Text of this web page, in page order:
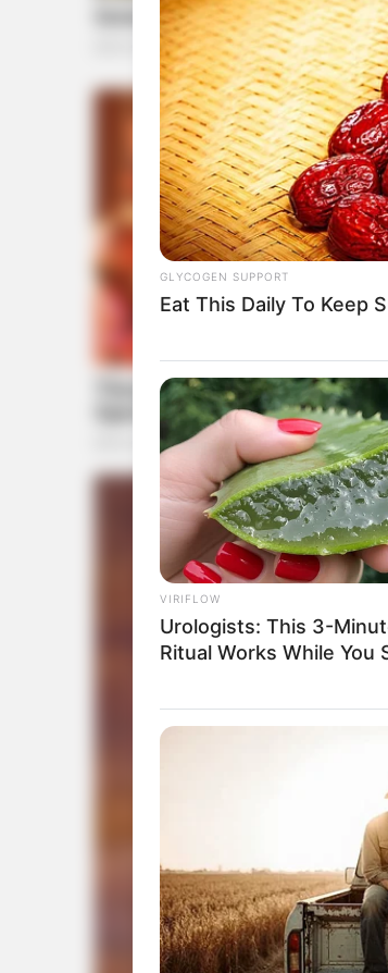
GLYCOGEN SUPPORT
Eat This Daily To Keep
VIRIFLOW
Urologists: This 3-
Ritual Works While You